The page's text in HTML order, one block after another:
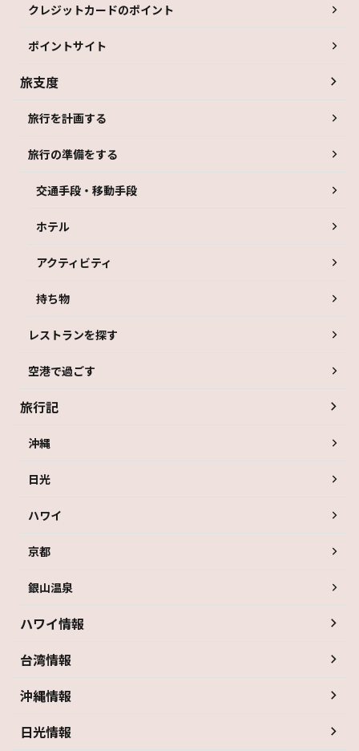
クレジットカードのポイント
ポイントサイト
旅支度
旅行を計画する
旅行の準備をする
交通手段・移動手段
ホテル
アクティビティ
持ち物
レストランを探す
空港で過ごす
旅行記
沖縄
日光
ハワイ
京都
銀山温泉
ハワイ情報
台湾情報
沖縄情報
日光情報